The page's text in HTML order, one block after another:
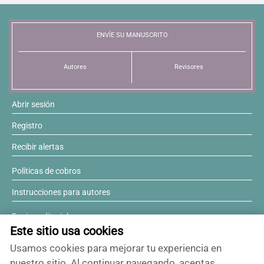
Resúmenes de congresos
Noticias
Este sitio usa cookies
Usamos cookies para mejorar tu experiencia en
ENVÍE SU MANUSCRITO
Autores Revisores
Abrir sesión
Registro
Recibir alertas
Políticas de cobros
Instrucciones para autores
Equipo editorial
Comité editorial
¿Desea ser revisor?